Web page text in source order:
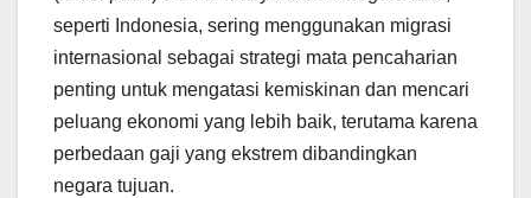
seperti Indonesia, sering menggunakan migrasi
internasional sebagai strategi mata pencaharian
penting untuk mengatasi kemiskinan dan mencari
peluang ekonomi yang lebih baik, terutama karena
perbedaan gaji yang ekstrem dibandingkan
negara tujuan.